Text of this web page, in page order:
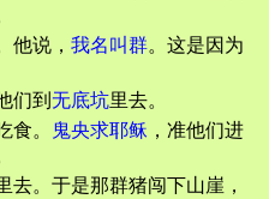
他说， 我名叫群。这是因为
们到 无底坑里去。
食。 鬼央求耶稣 ，准他们进
去。于是那群猪闯下山崖，